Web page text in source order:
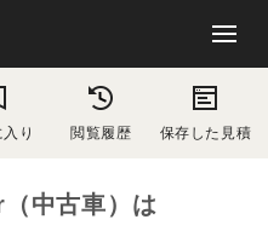
り 閲覧履歴 保存した見積
中古車）は